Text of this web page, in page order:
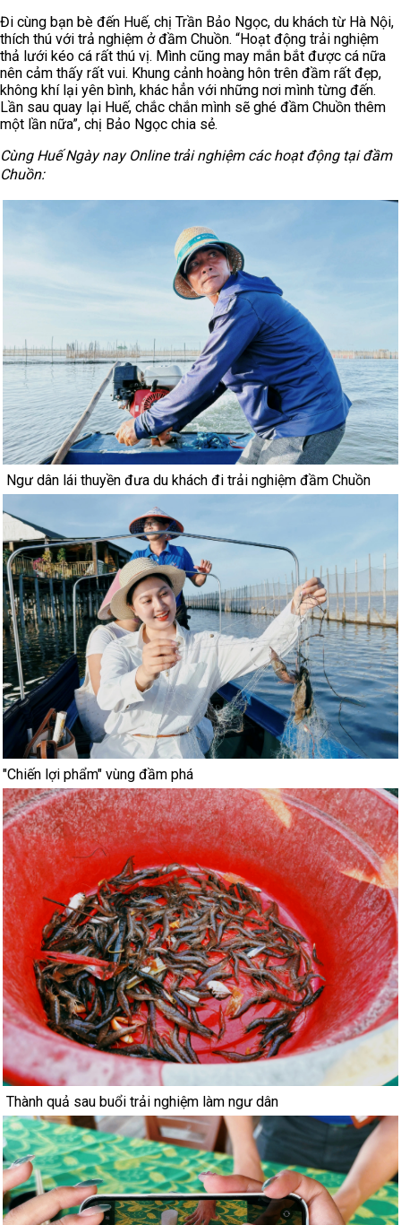
Đi cùng bạn bè đến Huế, chị Trần Bảo Ngọc, du khách từ Hà Nội,
thích thú với trả nghiệm ở đầm Chuồn. “Hoạt động trải nghiệm
thả lưới kéo cá rất thú vị. Mình cũng may mắn bắt được cá nữa
nên cảm thấy rất vui. Khung cảnh hoàng hôn trên đầm rất đẹp,
không khí lại yên bình, khác hẳn với những nơi mình từng đến.
Lần sau quay lại Huế, chắc chắn mình sẽ ghé đầm Chuồn thêm
một lần nữa”, chị Bảo Ngọc chia sẻ.
Cùng Huế Ngày nay Online trải nghiệm các hoạt động tại đầm
Chuồn:
Ngư dân lái thuyền đưa du khách đi trải nghiệm đầm Chuồn
"Chiến lợi phẩm" vùng đầm phá
Thành quả sau buổi trải nghiệm làm ngư dân